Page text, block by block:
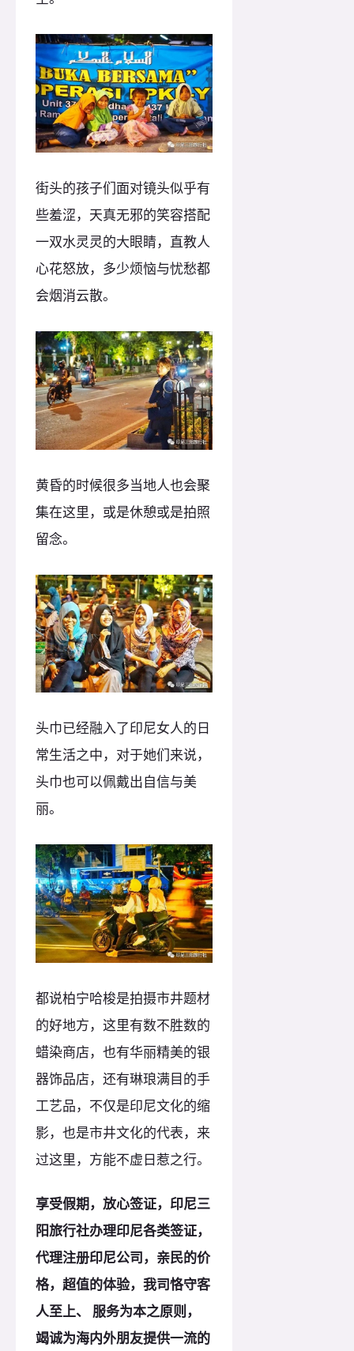
街头的孩子们面对镜头似乎有
些羞涩，天真无邪的笑容搭配
一双水灵灵的大眼睛，直教人
心花怒放，多少烦恼与忧愁都
会烟消云散。
黄昏的时候很多当地人也会聚
集在这里，或是休憩或是拍照
留念。
头巾已经融入了印尼女人的日
常生活之中，对于她们来说，
头巾也可以佩戴出自信与美
丽。
都说柏宁哈梭是拍摄市井题材
的好地方，这里有数不胜数的
蜡染商店，也有华丽精美的银
器饰品店，还有琳琅满目的手
工艺品，不仅是印尼文化的缩
影，也是市井文化的代表，来
过这里，方能不虚日惹之行。
享受假期，放心签证，印尼三
阳旅行社办理印尼各类签证，
代理注册印尼公司，亲民的价
格，超值的体验，我司恪守客
人至上、 服务为本之原则，
竭诚为海内外朋友提供一流的